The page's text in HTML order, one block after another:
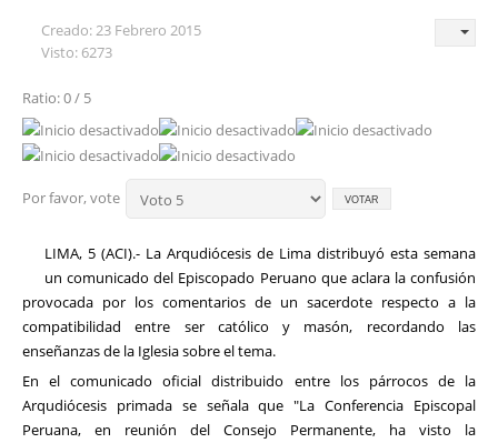
Creado: 23 Febrero 2015
Visto: 6273
Ratio: 0 / 5
Por favor, vote
LIMA, 5 (ACI).- La Arqudiócesis de Lima distribuyó esta semana
un comunicado del Episcopado Peruano que aclara la confusión
provocada por los comentarios de un sacerdote respecto a la
compatibilidad entre ser católico y masón, recordando las
enseñanzas de la Iglesia sobre el tema.
En el comunicado oficial distribuido entre los párrocos de la
Arqudiócesis primada se señala que "La Conferencia Episcopal
Peruana, en reunión del Consejo Permanente, ha visto la